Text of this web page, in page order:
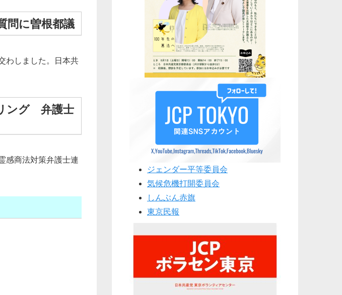
問に曽根都議
わしました。日本共
ング 弁護士
感商法対策弁護士連
ジェンダー平等委員会
気候危機打開委員会
しんぶん赤旗
東京民報